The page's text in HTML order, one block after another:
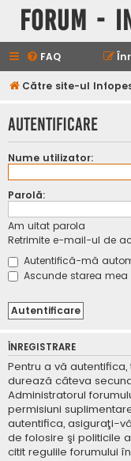
Forum -
FAQ
Către site-ul
Autentificare
Nume utilizator:
Parolă:
Am uitat parola
Retrimite e-mail-ul de
Autentifică-mă
Ascunde starea
ÎNREGISTRARE
Pentru a vă
durează câteva
Administratorul
permisiuni
autentifica, asiguraţi-
de folosire şi politicile
citit regulile forumului